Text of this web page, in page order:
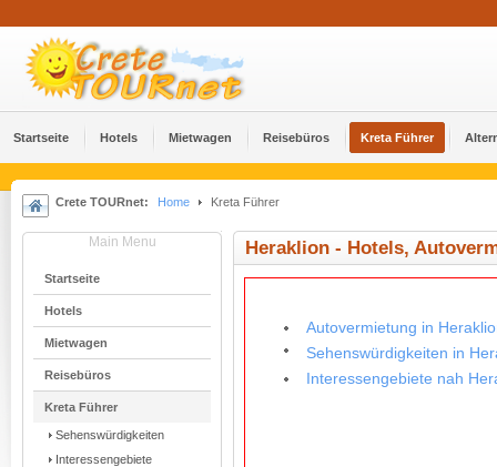
Startseite Hotels Mietwagen Reisebüros Kreta Führer
Crete TOURnet: Home Kreta Führer
Main Menu
Startseite
Hotels
Mietwagen
Reisebüros
Kreta Führer
Sehenswürdigkeiten
Interessengebiete
Heraklion - Hotels,
Autovermietung in
Sehenswürdigkeiten in
Interessengebiete nah